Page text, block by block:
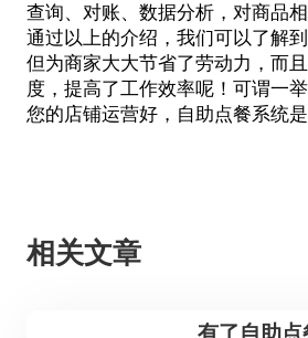
查询、对账、数据分析，对商品相
通过以上的介绍，我们可以了解到
但为商家大大节省了劳动力，而
度，提高了工作效率呢！可谓一
您的店铺运营好，自助点餐系统
相关文章
有了自助